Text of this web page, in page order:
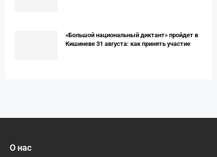
«Большой национальный диктант» пройдет в
Кишиневе 31 августа: как принять участие
О нас